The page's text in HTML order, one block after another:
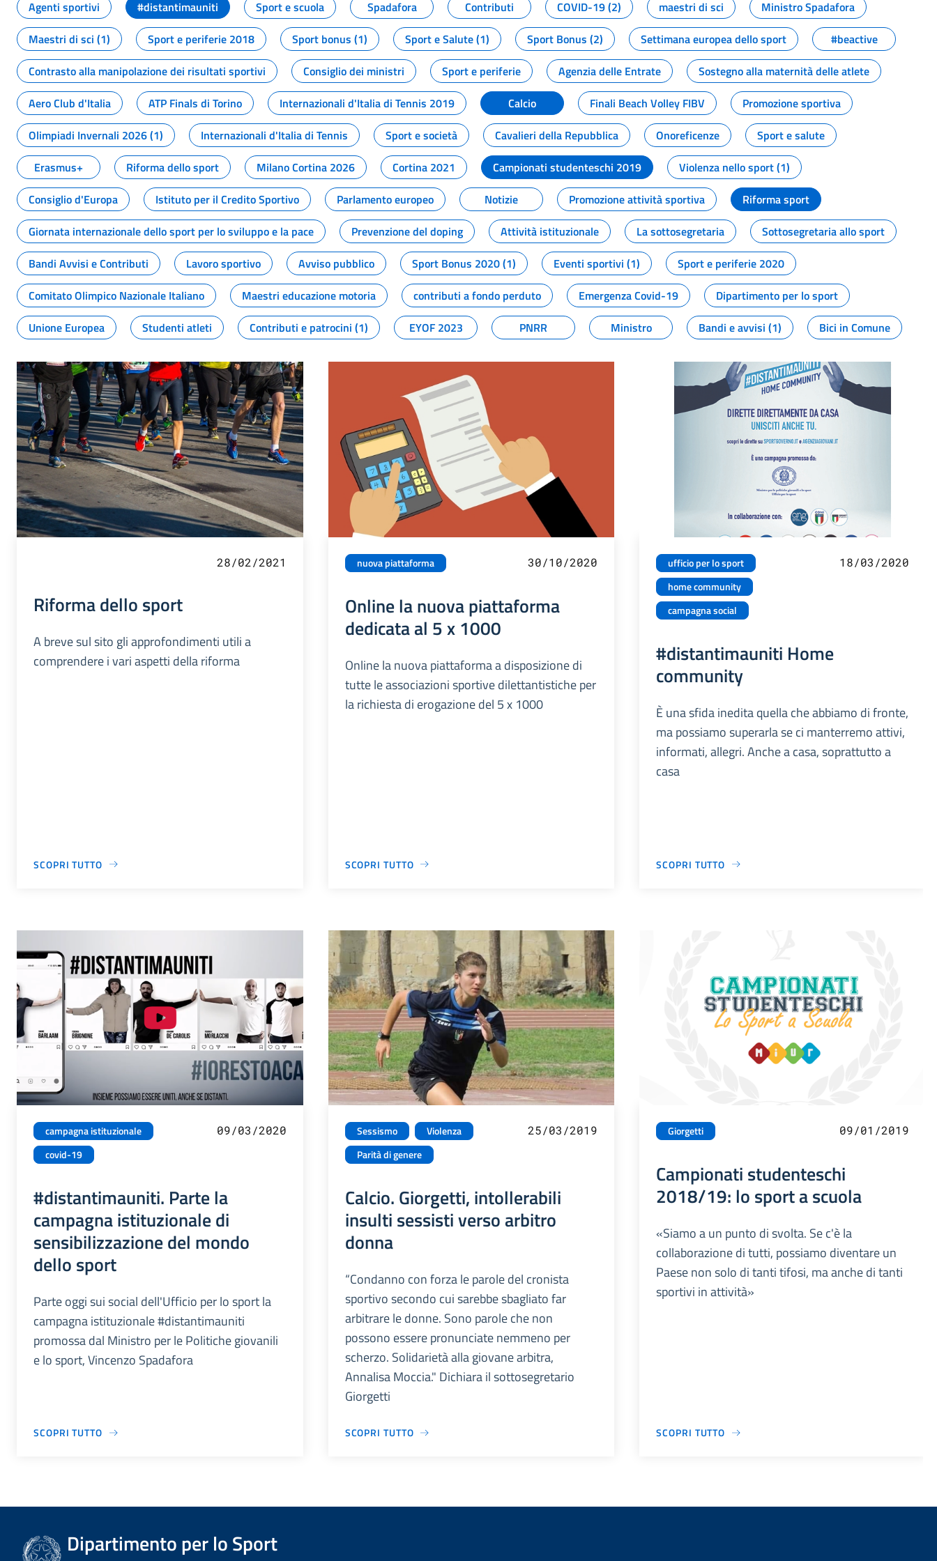
Agenti sportivi
#distantimauniti Sport e scuola Spadafora Contributi COVID-19 (2) maestri di sci
Ministro Spadafora
Maestri di sci (1)
Sport e periferie 2018 Sport bonus (1) Sport e Salute (1) Sport Bonus (2) Settimana europea dello sport
#beactive
Contrasto alla manipolazione dei risultati sportivi
Consiglio dei ministri Sport e periferie Agenzia delle Entrate
Sostegno alla maternità delle atlete
Aero Club d'Italia
ATP Finals di Torino Internazionali d'Italia di Tennis 2019 Calcio Finali Beach Volley FIBV
Promozione sportiva
Olimpiadi Invernali 2026 (1)
Internazionali d'Italia di Tennis Sport e società Cavalieri della Repubblica Onoreficenze
Sport e salute
Erasmus+
Riforma dello sport Milano Cortina 2026 Cortina 2021 Campionati studenteschi 2019
Violenza nello sport (1)
Consiglio d'Europa
Istituto per il Credito Sportivo Parlamento europeo Notizie Promozione attività sportiva
Riforma sport
Giornata internazionale dello sport per lo sviluppo e la pace
Prevenzione del doping Attività istituzionale La sottosegretaria
Sottosegretaria allo sport
Bandi Avvisi e Contributi
Lavoro sportivo Avviso pubblico Sport Bonus 2020 (1) Eventi sportivi (1)
Sport e periferie 2020
Comitato Olimpico Nazionale Italiano
Maestri educazione motoria contributi a fondo perduto Emergenza Covid-19
Dipartimento per lo sport
Unione Europea
Studenti atleti Contributi e patrocini (1) EYOF 2023 PNRR Ministro Bandi e avvisi (1) Bici in Comune
28/02/2021
Riforma dello sport
A breve sul sito gli approfondimenti utili a
comprendere i vari aspetti della riforma
SCOPRI TUTTO
nuova piattaforma 30/10/2020
Online la nuova piattaforma
dedicata al 5 x 1000
Online la nuova piattaforma a disposizione di
tutte le associazioni sportive dilettantistiche per
la richiesta di erogazione del 5 x 1000
SCOPRI TUTTO
ufficio per lo sport
home community
campagna social
18/03/2020
#distantimauniti Home
community
È una sfida inedita quella che abbiamo di fronte,
ma possiamo superarla se ci manterremo attivi,
informati, allegri. Anche a casa, soprattutto a
casa
SCOPRI TUTTO
campagna istituzionale
covid-19
09/03/2020
#distantimauniti. Parte la
campagna istituzionale di
sensibilizzazione del mondo
dello sport
Parte oggi sui social dell'Ufficio per lo sport la
campagna istituzionale #distantimauniti
promossa dal Ministro per le Politiche giovanili
e lo sport, Vincenzo Spadafora
SCOPRI TUTTO
Sessismo
Violenza
Parità di genere
25/03/2019
Calcio. Giorgetti, intollerabili
insulti sessisti verso arbitro
donna
“Condanno con forza le parole del cronista
sportivo secondo cui sarebbe sbagliato far
arbitrare le donne. Sono parole che non
possono essere pronunciate nemmeno per
scherzo. Solidarietà alla giovane arbitra,
Annalisa Moccia." Dichiara il sottosegretario
Giorgetti
SCOPRI TUTTO
Giorgetti 09/01/2019
Campionati studenteschi
2018/19: lo sport a scuola
«Siamo a un punto di svolta. Se c'è la
collaborazione di tutti, possiamo diventare un
Paese non solo di tanti tifosi, ma anche di tanti
sportivi in attività»
SCOPRI TUTTO
Dipartimento per lo Sport